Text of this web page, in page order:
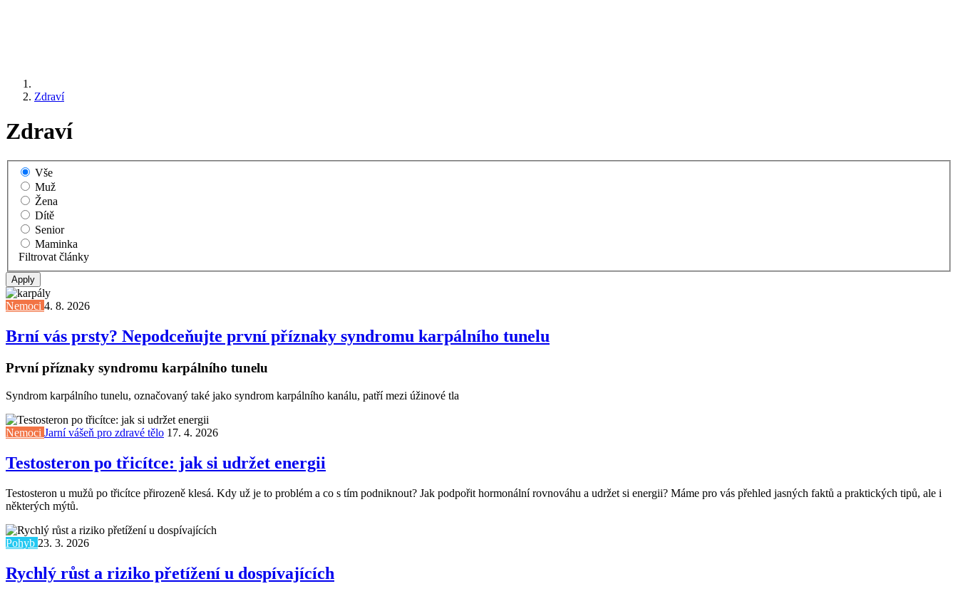
Zdraví
Zdraví
Vše
Muž
Žena
Dítě
Senior
Maminka
Filtrovat články
Nemoci 4. 8. 2026
Brní vás prsty? Nepodceňujte první příznaky syndromu karpálního tunelu
První příznaky syndromu karpálního tunelu
Syndrom karpálního tunelu, označovaný také jako syndrom karpálního kanálu, patří mezi úžinové tla
Nemoci Jarní vášeň pro zdravé tělo 17. 4. 2026
Testosteron po třicítce: jak si udržet energii
Testosteron u mužů po třicítce přirozeně klesá. Kdy už je to problém a co s tím podniknout? Jak podpořit hormonální rovnováhu a udržet si energii? Máme pro vás přehled jasných faktů a praktických tipů, ale i
některých mýtů.
Pohyb 23. 3. 2026
Rychlý růst a riziko přetížení u dospívajících